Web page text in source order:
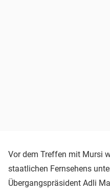
Vor dem Treffen mit Mursi
staatlichen Fernsehens
Übergangspräsident Adli